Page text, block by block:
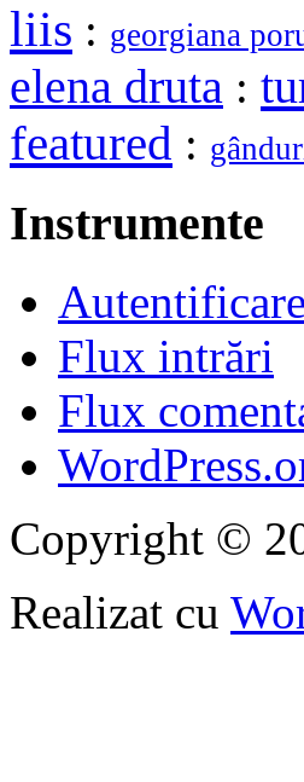
liis : georgiana
elena druta :
featured :
Instrumente
Autentificare
Flux intrări
Flux
Copyright ©
Realizat cu